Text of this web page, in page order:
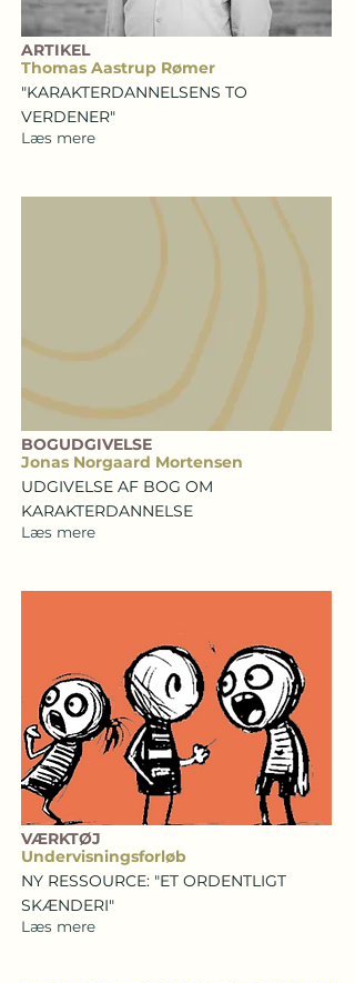
ARTIKEL
Thomas Aastrup Rømer
"KARAKTERDANNELSENS TO
VERDENER"
Læs mere
BOGUDGIVELSE
Jonas Norgaard Mortensen
UDGIVELSE AF BOG OM
KARAKTERDANNELSE
Læs mere
VÆRKTØJ
Undervisningsforløb
NY RESSOURCE: "ET ORDENTLIGT
SKÆNDERI"
Læs mere